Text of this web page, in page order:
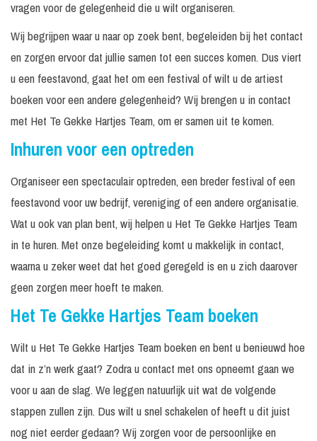
vragen voor de gelegenheid die u wilt organiseren.
Wij begrijpen waar u naar op zoek bent, begeleiden bij het contact
en zorgen ervoor dat jullie samen tot een succes komen. Dus viert
u een feestavond, gaat het om een festival of wilt u de artiest
boeken voor een andere gelegenheid? Wij brengen u in contact
met Het Te Gekke Hartjes Team, om er samen uit te komen.
Inhuren voor een optreden
Organiseer een spectaculair optreden, een breder festival of een
feestavond voor uw bedrijf, vereniging of een andere organisatie.
Wat u ook van plan bent, wij helpen u Het Te Gekke Hartjes Team
in te huren. Met onze begeleiding komt u makkelijk in contact,
waarna u zeker weet dat het goed geregeld is en u zich daarover
geen zorgen meer hoeft te maken.
Het Te Gekke Hartjes Team boeken
Wilt u Het Te Gekke Hartjes Team boeken en bent u benieuwd hoe
dat in z’n werk gaat? Zodra u contact met ons opneemt gaan we
voor u aan de slag. We leggen natuurlijk uit wat de volgende
stappen zullen zijn. Dus wilt u snel schakelen of heeft u dit juist
nog niet eerder gedaan? Wij zorgen voor de persoonlijke en